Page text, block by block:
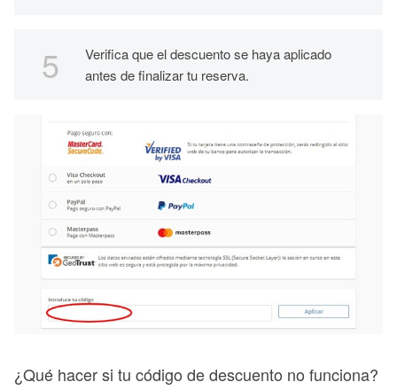
Verifica que el descuento se haya aplicado
antes de finalizar tu reserva.
¿Qué hacer si tu código de descuento no funciona?